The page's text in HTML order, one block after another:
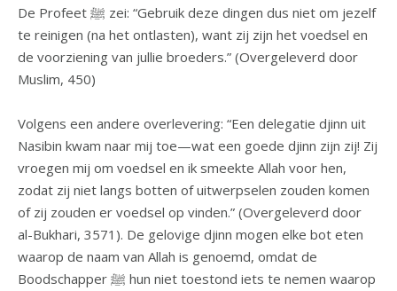
De Profeet ﷺ zei: “Gebruik deze dingen dus niet om jezelf
te reinigen (na het ontlasten), want zij zijn het voedsel en
de voorziening van jullie broeders.” (Overgeleverd door
Muslim, 450)
Volgens een andere overlevering: “Een delegatie djinn uit
Nasibin kwam naar mij toe—wat een goede djinn zijn zij! Zij
vroegen mij om voedsel en ik smeekte Allah voor hen,
zodat zij niet langs botten of uitwerpselen zouden komen
of zij zouden er voedsel op vinden.” (Overgeleverd door
al-Bukhari, 3571). De gelovige djinn mogen elke bot eten
waarop de naam van Allah is genoemd, omdat de
Boodschapper ﷺ hun niet toestond iets te nemen waarop